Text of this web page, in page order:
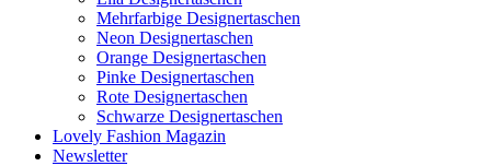
Mehrfarbige Designertaschen
Neon Designertaschen
Orange Designertaschen
Pinke Designertaschen
Rote Designertaschen
Schwarze Designertaschen
Lovely Fashion Magazin
Newsletter